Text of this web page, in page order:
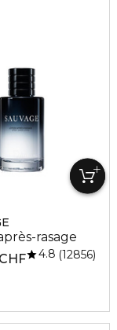
rasage
4.8 12856